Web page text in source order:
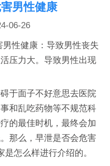
男性健康
06-26
性健康：导致男性丧失
压力大。导致男性出现
于面子不好意思去医院
和乱吃药物等不规范科
的最佳时机，最终会加
那么，早泄是否会危害
怎么样进行介绍的。